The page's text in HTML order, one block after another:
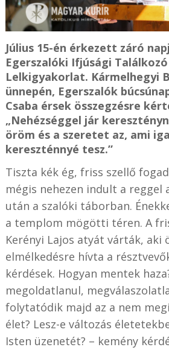
Július 15-én érkezett záró
Egerszalóki Ifjúsági
Lelkigyakorlat. Kármelhegyi
ünnepén, Egerszalók
Csaba érsek összegzésre
„Nehézséggel jár
öröm és a szeretet az, ami
kereszténnyé tesz.”
Tiszta kék ég, friss szellő
mégis nehezen indult a reggel
után a szalóki táborban.
a templom mögötti téren. A
Kerényi Lajos atyát várták, aki
elmélkedésre hívta a
kérdések. Hogyan mentek
megoldatlanul,
folytatódik majd az a nem
élet? Lesz-e változás
Isten üzenetét? – kemény